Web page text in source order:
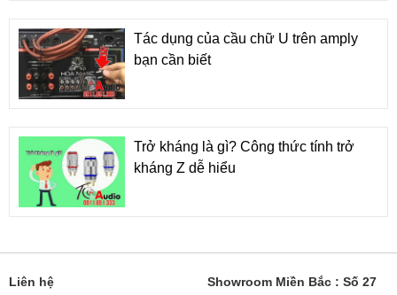
Tác dụng của cầu chữ U trên amply
bạn cần biết
Trở kháng là gì? Công thức tính trở
kháng Z dễ hiểu
Liên hệ
Showroom Miền Bắc : Số 27